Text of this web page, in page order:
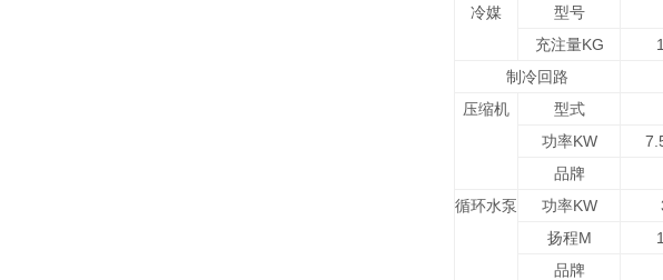
冷媒
型号
充注量KG
制冷回路
压缩机
型式
功率KW
品牌
循环水泵
功率KW
扬程M
品牌